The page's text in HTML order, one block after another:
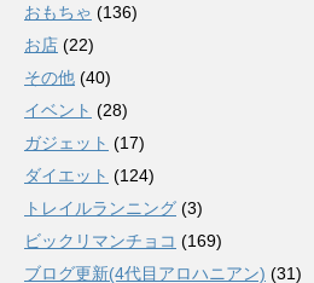
おもちゃ (136)
お店 (22)
その他 (40)
イベント (28)
ガジェット (17)
ダイエット (124)
トレイルランニング (3)
ビックリマンチョコ (169)
ブログ更新(4代目アロハニアン) (31)